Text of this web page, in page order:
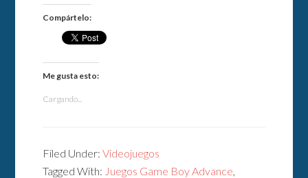
Compártelo:
Me gusta esto:
Cargando...
Filed Under:Videojuegos
Tagged With: Juegos Game Boy Advance,